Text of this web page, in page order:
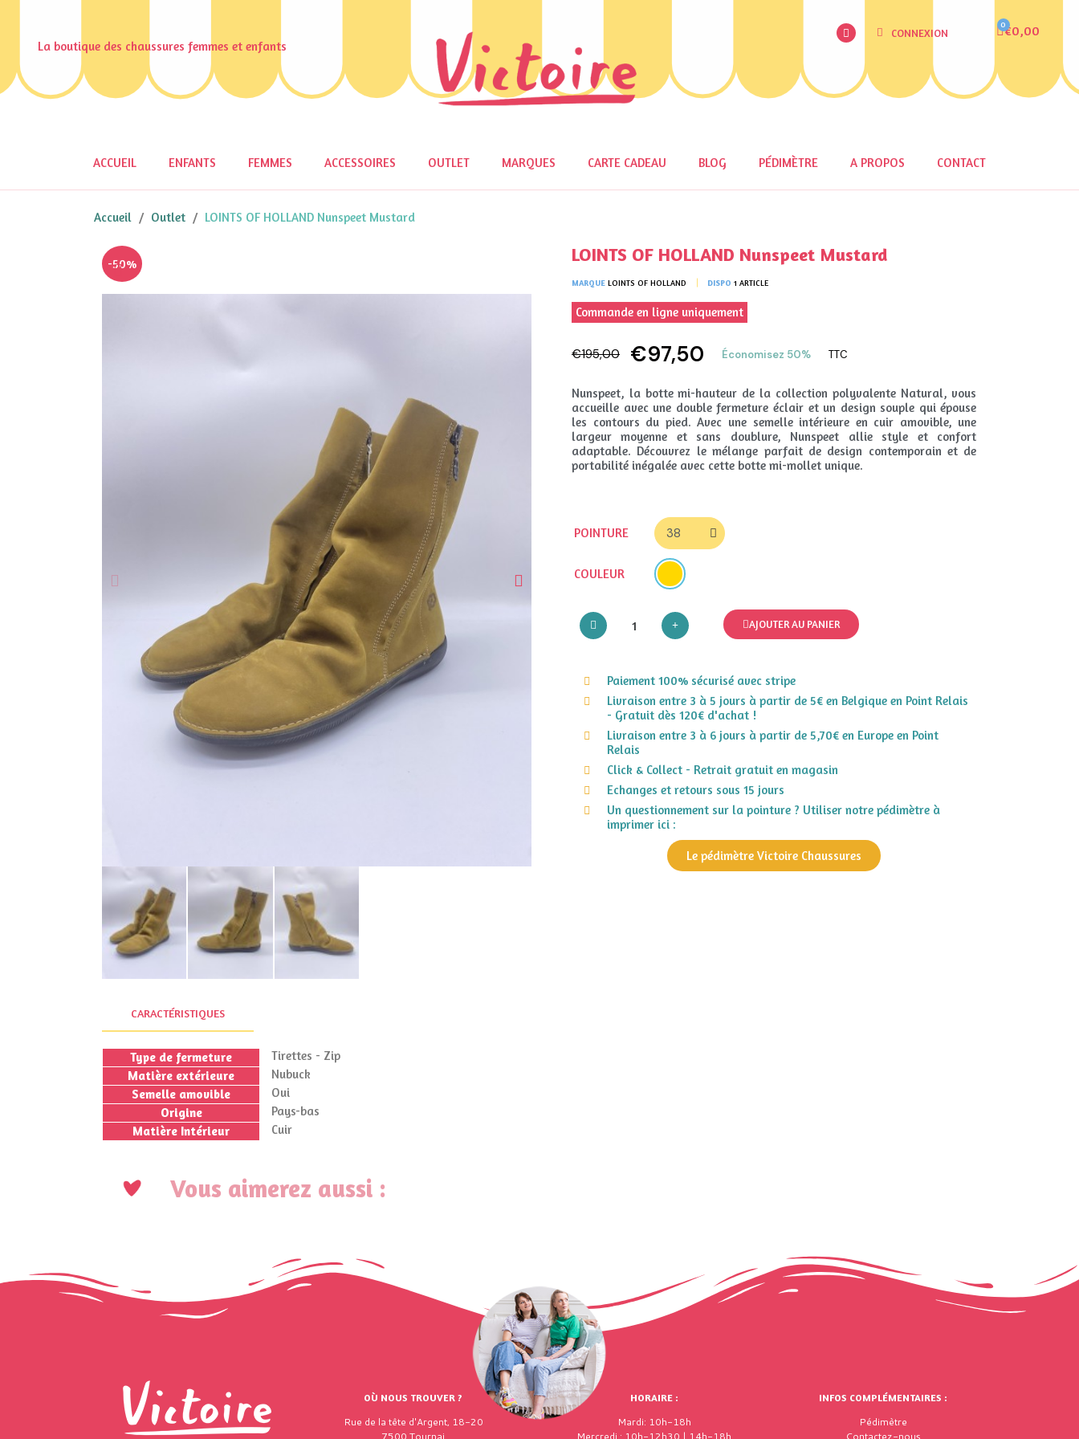
La boutique des chaussures femmes et enfants
CONNEXION €0,00
ACCUEIL ENFANTS FEMMES ACCESSOIRES OUTLET MARQUES CARTE CADEAU BLOG PÉDIMÈTRE A PROPOS CONTACT
Accueil Outlet LOINTS OF HOLLAND Nunspeet Mustard
-50% LOINTS OF HOLLAND Nunspeet Mustard
MARQUE LOINTS OF HOLLAND DISPO 1 ARTICLE
Commande en ligne uniquement
€195,00 €97,50 Économisez 50% TTC
Nunspeet, la botte mi-hauteur de la collection polyvalente Natural, vous
accueille avec une double fermeture éclair et un design souple qui épouse
les contours du pied. Avec une semelle intérieure en cuir amovible, une
largeur moyenne et sans doublure, Nunspeet allie style et confort
adaptable. Découvrez le mélange parfait de design contemporain et de
portabilité inégalée avec cette botte mi-mollet unique.
POINTURE
COULEUR
AJOUTER AU PANIER
Paiement 100% sécurisé avec stripe
Livraison entre 3 à 5 jours à partir de 5€ en Belgique en Point Relais
- Gratuit dès 120€ d'achat !
Livraison entre 3 à 6 jours à partir de 5,70€ en Europe en Point
Relais
Click & Collect - Retrait gratuit en magasin
Echanges et retours sous 15 jours
Un questionnement sur la pointure ? Utiliser notre pédimètre à
imprimer ici :
Le pédimètre Victoire Chaussures
CARACTÉRISTIQUES
Type de fermeture
Tirettes - Zip
Matière extérieure
Nubuck
Semelle amovible
Oui
Origine
Pays-bas
Matière Intérieur
Cuir
Vous aimerez aussi :
OÙ NOUS TROUVER ?
Rue de la tête d'Argent, 18-20
HORAIRE :
Mardi: 10h-18h
INFOS COMPLÉMENTAIRES :
Pédimètre